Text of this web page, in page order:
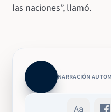
las naciones”, llamó.
NARRACIÓN